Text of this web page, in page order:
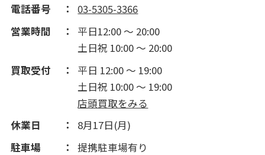
2013(175)
2012(310)
2011(385)
電話番号
03-5305-3366
営業時間
平日12:00 ～ 20:00
土日祝 10:00 ～ 20:00
買取受付
平日 12:00 ～ 19:00
土日祝 10:00 ～ 19:00
店頭買取をみる
休業日
8月17日(月)
駐車場
提携駐車場有り